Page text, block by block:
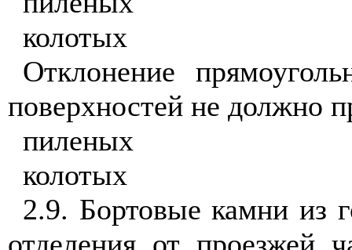
колотых
Отклонение
поверхностей не должно
пиленых
колотых
2.9. Бортовые камни из